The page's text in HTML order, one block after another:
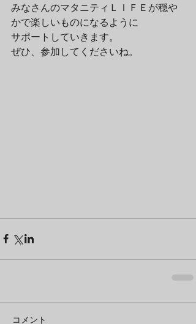
みなさんのマタニティＬＩＦＥが穏や
かで楽しいものになるように
サポートしていきます。
ぜひ、参加してくださいね。
コメント